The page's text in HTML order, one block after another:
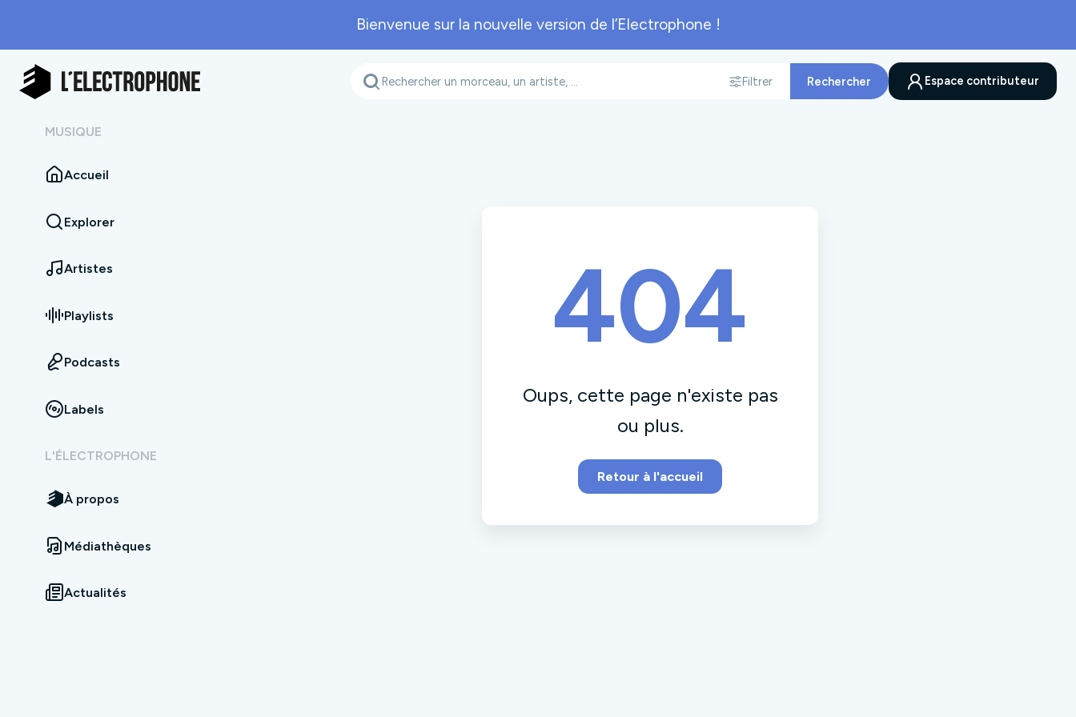
Bienvenue sur la nouvelle version de l’Electrophone !
Filtrer
Rechercher
Espace contributeur
MUSIQUE
Accueil
Explorer
Artistes
Playlists
Podcasts
Labels
L'ÉLECTROPHONE
À propos
Médiathèques
Actualités
404
Oups, cette page n'existe pas
ou plus.
Retour à l'accueil